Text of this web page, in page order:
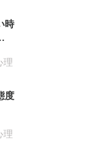
理
時
理
度